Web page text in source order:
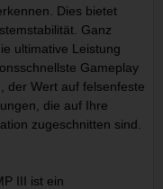
Dies bietet
Ganz
ultimative Leistung
Gameplay
der Wert auf felsenfeste
die auf Ihre
zugeschnitten sind.
III ist ein